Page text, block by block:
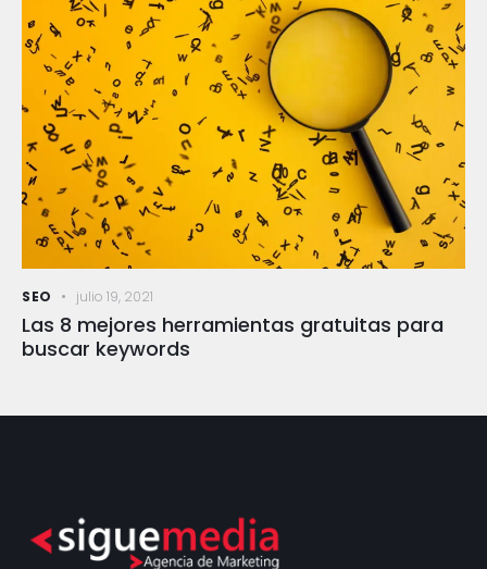
SEO julio 19, 2021
Las 8 mejores herramientas gratuitas para
buscar keywords